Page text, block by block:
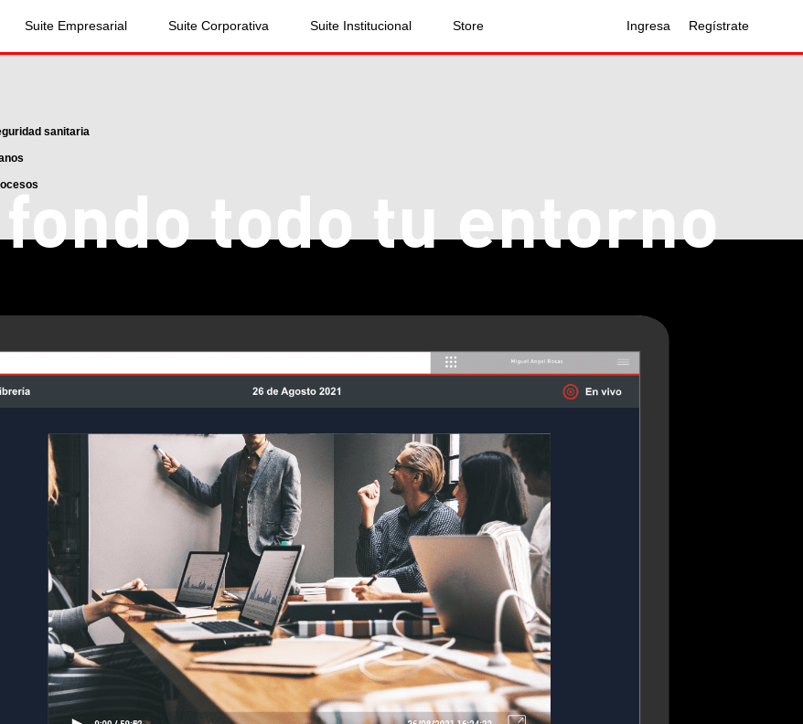
Suite Empresarial Suite Corporativa Suite Institucional Store Ingresa Regístrate
sanitaria
todo tu entorno